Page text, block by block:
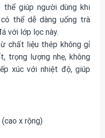
thể giúp người dùng khi
thể dễ dàng uống trà
với lớp lọc này.
chất liệu thép không gỉ
trọng lượng nhẹ, không
xúc với nhiệt độ, giúp
x rộng)